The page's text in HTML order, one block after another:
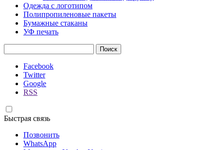
Одежда с логотипом
Полипропиленовые пакеты
Бумажные стаканы
УФ печать
Facebook
Twitter
Google
RSS
Быстрая связь
Позвонить
WhatsApp